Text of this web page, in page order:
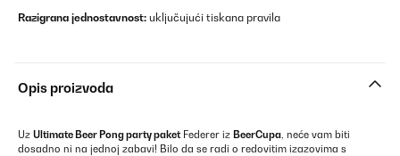
Razigrana jednostavnost: uključujući tiskana pravila
Opis proizvoda
Uz Ultimate Beer Pong party paketFederer iz BeerCupa, neće vam biti
dosadno ni na jednoj zabavi! Bilo da se radi o redovitim izazovima s